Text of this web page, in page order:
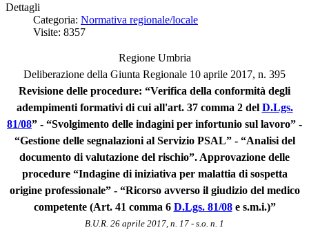
Dettagli
Categoria: Normativa regionale/locale
Visite: 8357
Regione Umbria
Deliberazione della Giunta Regionale 10 aprile 2017, n. 395
Revisione delle procedure: “Verifica della conformità degli
adempimenti formativi di cui all'art. 37 comma 2 del D.Lgs.
81/08” - “Svolgimento delle indagini per infortunio sul lavoro” -
“Gestione delle segnalazioni al Servizio PSAL” - “Analisi del
documento di valutazione del rischio”. Approvazione delle
procedure “Indagine di iniziativa per malattia di sospetta
origine professionale” - “Ricorso avverso il giudizio del medico
competente (Art. 41 comma 6 D.Lgs. 81/08e s.m.i.)”
B.U.R. 26 aprile 2017, n. 17 - s.o. n. 1